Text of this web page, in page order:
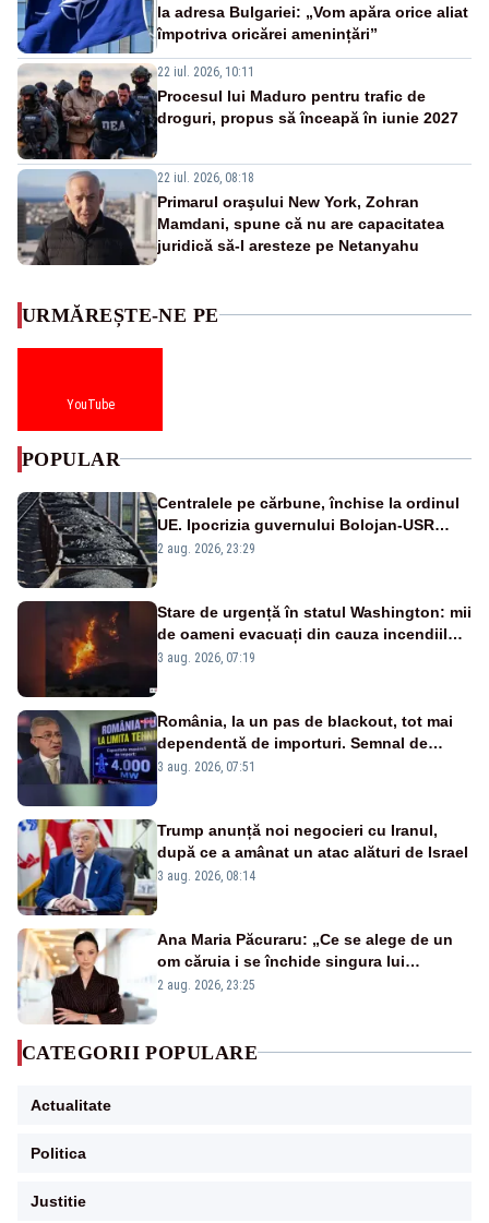
la adresa Bulgariei: „Vom apăra orice aliat
împotriva oricărei amenințări”
22 iul. 2026, 10:11
Procesul lui Maduro pentru trafic de
droguri, propus să înceapă în iunie 2027
22 iul. 2026, 08:18
Primarul oraşului New York, Zohran
Mamdani, spune că nu are capacitatea
juridică să-l aresteze pe Netanyahu
URMĂREȘTE-NE PE
YouTube
POPULAR
Centralele pe cărbune, închise la ordinul
UE. Ipocrizia guvernului Bolojan-USR
după starea de alertă
2 aug. 2026, 23:29
Stare de urgență în statul Washington: mii
de oameni evacuați din cauza incendiilor
puternice de vegetație
3 aug. 2026, 07:19
România, la un pas de blackout, tot mai
dependentă de importuri. Semnal de
alarmă tras de un expert în energie
3 aug. 2026, 07:51
Trump anunță noi negocieri cu Iranul,
după ce a amânat un atac alături de Israel
3 aug. 2026, 08:14
Ana Maria Păcuraru: „Ce se alege de un
om căruia i se închide singura lui
portiță?”
2 aug. 2026, 23:25
CATEGORII POPULARE
Actualitate
Politica
Justitie